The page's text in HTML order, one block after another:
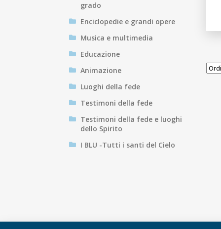
grado
Enciclopedie e grandi opere
Musica e multimedia
Educazione
Animazione
Luoghi della fede
Testimoni della fede
Testimoni della fede e luoghi
dello Spirito
I BLU -Tutti i santi del Cielo